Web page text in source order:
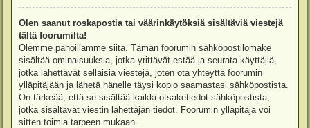
Olen saanut roskapostia tai väärinkäytöksiä sisältäviä viestejä
tältä foorumilta!
Olemme pahoillamme siitä. Tämän foorumin sähköpostilomake
sisältää ominaisuuksia, jotka yrittävät estää ja seurata käyttäjiä,
jotka lähettävät sellaisia viestejä, joten ota yhteyttä foorumin
ylläpitäjään ja lähetä hänelle täysi kopio saamastasi sähköpostista.
On tärkeää, että se sisältää kaikki otsaketiedot sähköpostista,
jotka sisältävät viestin lähettäjän tiedot. Foorumin ylläpitäjä voi
sitten toimia tarpeen mukaan.